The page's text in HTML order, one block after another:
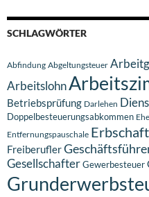
SCHLAGWÖRTER
Abfindung Abgeltungsteuer
Arbeitslohn
Betriebsprüfung Darlehen
Doppelbesteuerungsabkommen
Entfernungspauschale
Freiberufler
GesellschafterGewerbesteuer